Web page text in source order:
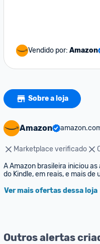
Vendido por: Amazon
Sobre a loja
Amazon
Marketplace verificado
A Amazon brasileira iniciou
do Kindle, em reais, e mais
Ver mais ofertas dessa loja
Outros alertas